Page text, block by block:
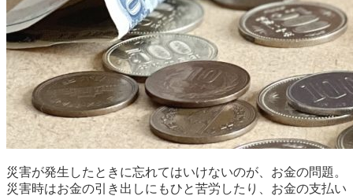
災害が発生したときに忘れてはいけないのが、お金の問題。
災害時はお金の引き出しにもひと苦労したり、お金の支払い